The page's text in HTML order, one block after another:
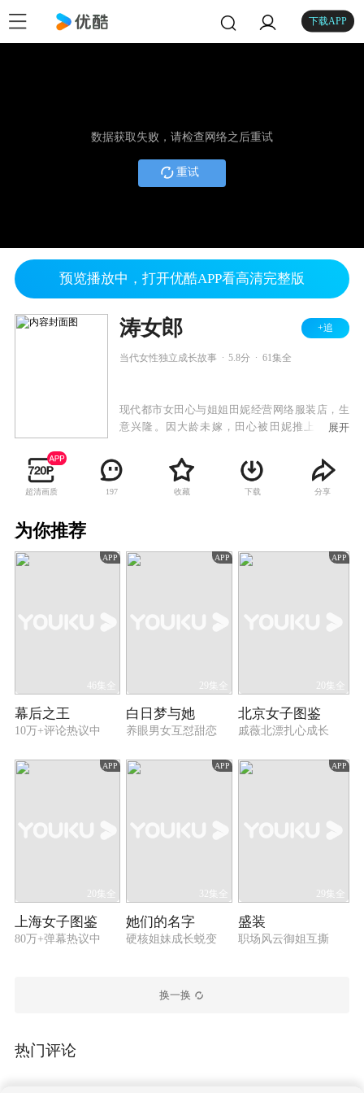
下载APP
数据获取失败，请检查网络之后重试
重试
预览播放中，打开优酷APP看高清完整版
涛女郎 +追
当代女性独立成长故事 5.8分 61集全
现代都市女田心与姐姐田妮经营网络服装店，生
意兴隆。因大龄未嫁，田心被田妮推上相亲节
终步入婚姻殿堂。无奈婚后生活磕磕绊绊不断，
田心意外流产，以翔旧爱方彤趁机介入，误会重
重之下，两人婚姻破碎，田心被逐出家门。后在
进出货且表明细节的用心等，与众多卖家一起，
展开
超清画质 197 收藏 下载 分享
为你推荐
APP
46集全
幕后之王
10万+评论热议中
APP
29集全
白日梦与她
养眼男女互怼甜恋
APP
20集全
北京女子图鉴
戚薇北漂扎心成长
APP
20集全
上海女子图鉴
80万+弹幕热议中
APP
32集全
她们的名字
硬核姐妹成长蜕变
APP
29集全
盛装
职场风云御姐互撕
换一换
热门评论